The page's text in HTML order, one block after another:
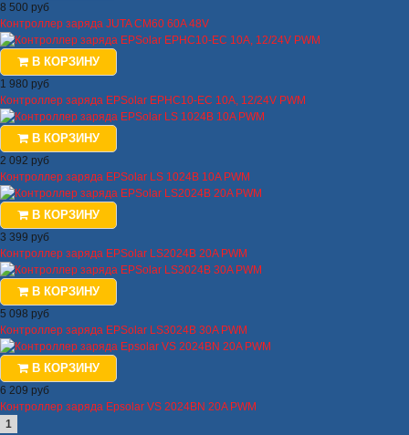
8 500 руб
Контроллер заряда JUTA CM60 60A 48V
В КОРЗИНУ
1 980 руб
Контроллер заряда EPSolar EPHC10-EC 10A, 12/24V PWM
В КОРЗИНУ
2 092 руб
Контроллер заряда EPSolar LS 1024B 10A PWM
В КОРЗИНУ
3 399 руб
Контроллер заряда EPSolar LS2024B 20A PWM
В КОРЗИНУ
5 098 руб
Контроллер заряда EPSolar LS3024B 30A PWM
В КОРЗИНУ
6 209 руб
Контроллер заряда Epsolar VS 2024BN 20A PWM
1